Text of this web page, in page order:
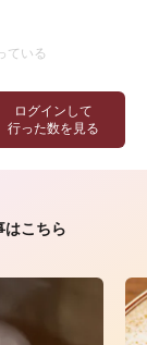
ログインして
行った数を見る
ている
はこちら